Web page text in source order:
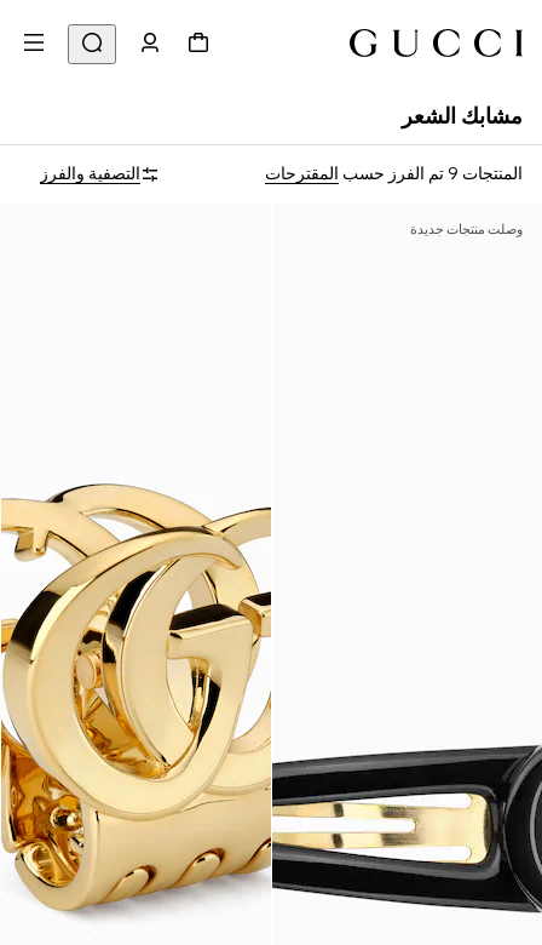
مشابك الشعر
المنتجات 9 تم الفرز حسب المقترحات التصفية والفرز
وصلت منتجات جديدة